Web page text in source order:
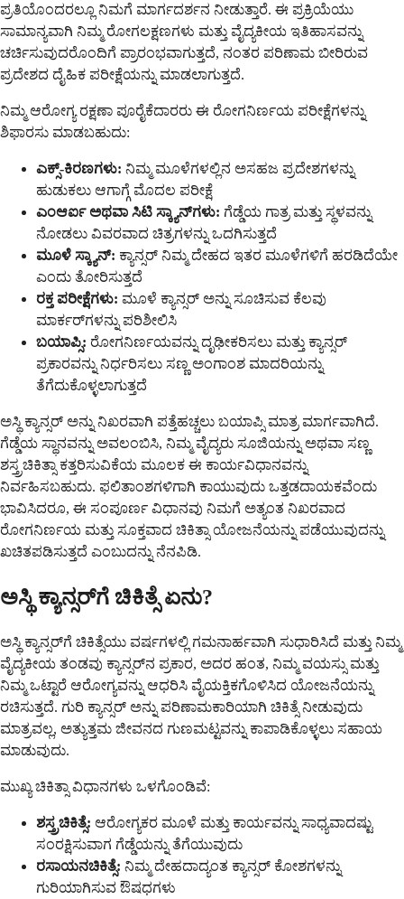
ಪ್ರತಿಯೊಂದರಲ್ಲೂ ನಿಮಗೆ ಮಾರ್ಗದರ್ಶನ ನೀಡುತ್ತಾರೆ. ಈ ಪ್ರಕ್ರಿಯೆಯು
ಸಾಮಾನ್ಯವಾಗಿ ನಿಮ್ಮ ರೋಗಲಕ್ಷಣಗಳು ಮತ್ತು ವೈದ್ಯಕೀಯ ಇತಿಹಾಸವನ್ನು
ಚರ್ಚಿಸುವುದರೊಂದಿಗೆ ಪ್ರಾರಂಭವಾಗುತ್ತದೆ, ನಂತರ ಪರಿಣಾಮ ಬೀರಿರುವ
ಪ್ರದೇಶದ ದೈಹಿಕ ಪರೀಕ್ಷೆಯನ್ನು ಮಾಡಲಾಗುತ್ತದೆ.
ನಿಮ್ಮ ಆರೋಗ್ಯ ರಕ್ಷಣಾ ಪೂರೈಕೆದಾರರು ಈ ರೋಗನಿರ್ಣಯ ಪರೀಕ್ಷೆಗಳನ್ನು
ಶಿಫಾರಸು ಮಾಡಬಹುದು:
ಎಕ್ಸ್-ಕಿರಣಗಳು: ನಿಮ್ಮ ಮೂಳೆಗಳಲ್ಲಿನ ಅಸಹಜ ಪ್ರದೇಶಗಳನ್ನು
ಹುಡುಕಲು ಆಗಾಗ್ಗೆ ಮೊದಲ ಪರೀಕ್ಷೆ
ಎಂಆರ್ಐ ಅಥವಾ ಸಿಟಿ ಸ್ಕ್ಯಾನ್‌ಗಳು: ಗೆಡ್ಡೆಯ ಗಾತ್ರ ಮತ್ತು ಸ್ಥಳವನ್ನು
ನೋಡಲು ವಿವರವಾದ ಚಿತ್ರಗಳನ್ನು ಒದಗಿಸುತ್ತದೆ
ಮೂಳೆ ಸ್ಕ್ಯಾನ್: ಕ್ಯಾನ್ಸರ್ ನಿಮ್ಮ ದೇಹದ ಇತರ ಮೂಳೆಗಳಿಗೆ ಹರಡಿದೆಯೇ
ಎಂದು ತೋರಿಸುತ್ತದೆ
ರಕ್ತ ಪರೀಕ್ಷೆಗಳು: ಮೂಳೆ ಕ್ಯಾನ್ಸರ್ ಅನ್ನು ಸೂಚಿಸುವ ಕೆಲವು
ಮಾರ್ಕರ್‌ಗಳನ್ನು ಪರಿಶೀಲಿಸಿ
ಬಯಾಪ್ಸಿ: ರೋಗನಿರ್ಣಯವನ್ನು ದೃಢೀಕರಿಸಲು ಮತ್ತು ಕ್ಯಾನ್ಸರ್
ಪ್ರಕಾರವನ್ನು ನಿರ್ಧರಿಸಲು ಸಣ್ಣ ಅಂಗಾಂಶ ಮಾದರಿಯನ್ನು
ತೆಗೆದುಕೊಳ್ಳಲಾಗುತ್ತದೆ
ಅಸ್ಥಿ ಕ್ಯಾನ್ಸರ್ ಅನ್ನು ನಿಖರವಾಗಿ ಪತ್ತೆಹಚ್ಚಲು ಬಯಾಪ್ಸಿ ಮಾತ್ರ ಮಾರ್ಗವಾಗಿದೆ.
ಗೆಡ್ಡೆಯ ಸ್ಥಾನವನ್ನು ಅವಲಂಬಿಸಿ, ನಿಮ್ಮ ವೈದ್ಯರು ಸೂಜಿಯನ್ನು ಅಥವಾ ಸಣ್ಣ
ಶಸ್ತ್ರಚಿಕಿತ್ಸಾ ಕತ್ತರಿಸುವಿಕೆಯ ಮೂಲಕ ಈ ಕಾರ್ಯವಿಧಾನವನ್ನು
ನಿರ್ವಹಿಸಬಹುದು. ಫಲಿತಾಂಶಗಳಿಗಾಗಿ ಕಾಯುವುದು ಒತ್ತಡದಾಯಕವೆಂದು
ಭಾವಿಸಿದರೂ, ಈ ಸಂಪೂರ್ಣ ವಿಧಾನವು ನಿಮಗೆ ಅತ್ಯಂತ ನಿಖರವಾದ
ರೋಗನಿರ್ಣಯ ಮತ್ತು ಸೂಕ್ತವಾದ ಚಿಕಿತ್ಸಾ ಯೋಜನೆಯನ್ನು ಪಡೆಯುವುದನ್ನು
ಖಚಿತಪಡಿಸುತ್ತದೆ ಎಂಬುದನ್ನು ನೆನಪಿಡಿ.
ಅಸ್ಥಿ ಕ್ಯಾನ್ಸರ್‌ಗೆ ಚಿಕಿತ್ಸೆ ಏನು?
ಅಸ್ಥಿ ಕ್ಯಾನ್ಸರ್‌ಗೆ ಚಿಕಿತ್ಸೆಯು ವರ್ಷಗಳಲ್ಲಿ ಗಮನಾರ್ಹವಾಗಿ ಸುಧಾರಿಸಿದೆ ಮತ್ತು ನಿಮ್ಮ
ವೈದ್ಯಕೀಯ ತಂಡವು ಕ್ಯಾನ್ಸರ್‌ನ ಪ್ರಕಾರ, ಅದರ ಹಂತ, ನಿಮ್ಮ ವಯಸ್ಸು ಮತ್ತು
ನಿಮ್ಮ ಒಟ್ಟಾರೆ ಆರೋಗ್ಯವನ್ನು ಆಧರಿಸಿ ವೈಯಕ್ತಿಕಗೊಳಿಸಿದ ಯೋಜನೆಯನ್ನು
ರಚಿಸುತ್ತದೆ. ಗುರಿ ಕ್ಯಾನ್ಸರ್ ಅನ್ನು ಪರಿಣಾಮಕಾರಿಯಾಗಿ ಚಿಕಿತ್ಸೆ ನೀಡುವುದು
ಮಾತ್ರವಲ್ಲ, ಅತ್ಯುತ್ತಮ ಜೀವನದ ಗುಣಮಟ್ಟವನ್ನು ಕಾಪಾಡಿಕೊಳ್ಳಲು ಸಹಾಯ
ಮಾಡುವುದು.
ಮುಖ್ಯ ಚಿಕಿತ್ಸಾ ವಿಧಾನಗಳು ಒಳಗೊಂಡಿವೆ:
ಶಸ್ತ್ರಚಿಕಿತ್ಸೆ: ಆರೋಗ್ಯಕರ ಮೂಳೆ ಮತ್ತು ಕಾರ್ಯವನ್ನು ಸಾಧ್ಯವಾದಷ್ಟು
ಸಂರಕ್ಷಿಸುವಾಗ ಗೆಡ್ಡೆಯನ್ನು ತೆಗೆಯುವುದು
ರಸಾಯನಚಿಕಿತ್ಸೆ: ನಿಮ್ಮ ದೇಹದಾದ್ಯಂತ ಕ್ಯಾನ್ಸರ್ ಕೋಶಗಳನ್ನು
ಗುರಿಯಾಗಿಸುವ ಔಷಧಗಳು